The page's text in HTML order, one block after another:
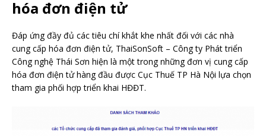
hóa đơn điện tử
Đáp ứng đầy đủ các tiêu chí khắt khe nhất đối với các nhà
cung cấp hóa đơn điện tử, ThaiSonSoft – Công ty Phát triển
Công nghệ Thái Sơn hiện là một trong những đơn vị cung cấp
hóa đơn điện tử hàng đầu được Cục Thuế TP Hà Nội lựa chọn
tham gia phối hợp triển khai HĐĐT.